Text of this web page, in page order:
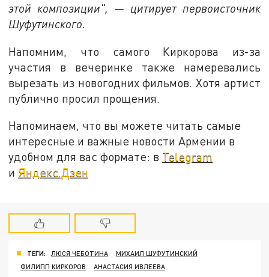
этой композиции", — цитирует первоисточник
Шуфутинского.
Напомним, что самого Киркорова из-за
участия в вечеринке также намеревались
вырезать из новогодних фильмов. Хотя артист
публично просил прощения.
Напоминаем, что вы можете читать самые
интересные и важные новости Армении в
удобном для вас формате: в Telegram
и Яндекс.Дзен
ТЕГИ: ЛЮСЯ ЧЕБОТИНА
МИХАИЛ ШУФУТИНСКИЙ
ФИЛИПП КИРКОРОВ
АНАСТАСИЯ ИВЛЕЕВА